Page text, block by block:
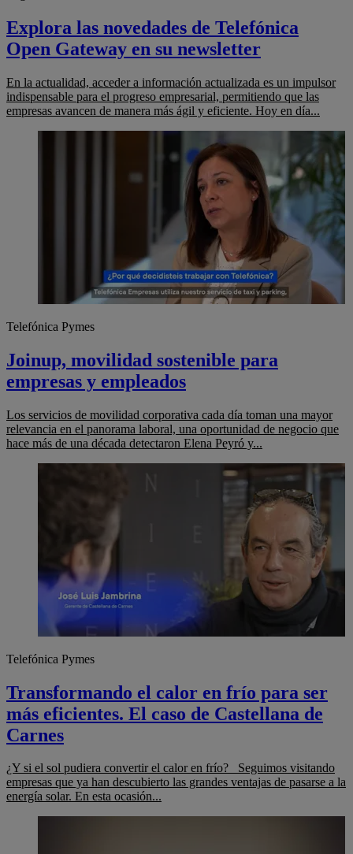
Explora las novedades de Telefónica
Open Gateway en su newsletter
En la actualidad, acceder a información actualizada es un impulsor
indispensable para el progreso empresarial, permitiendo que las
empresas avancen de manera más ágil y eficiente. Hoy en día...
Telefónica Pymes
Joinup, movilidad sostenible para
empresas y empleados
Los servicios de movilidad corporativa cada día toman una mayor
relevancia en el panorama laboral, una oportunidad de negocio que
hace más de una década detectaron Elena Peyró y...
Telefónica Pymes
Transformando el calor en frío para ser
más eficientes. El caso de Castellana de
Carnes
¿Y si el sol pudiera convertir el calor en frío? Seguimos visitando
empresas que ya han descubierto las grandes ventajas de pasarse a la
energía solar. En esta ocasión...